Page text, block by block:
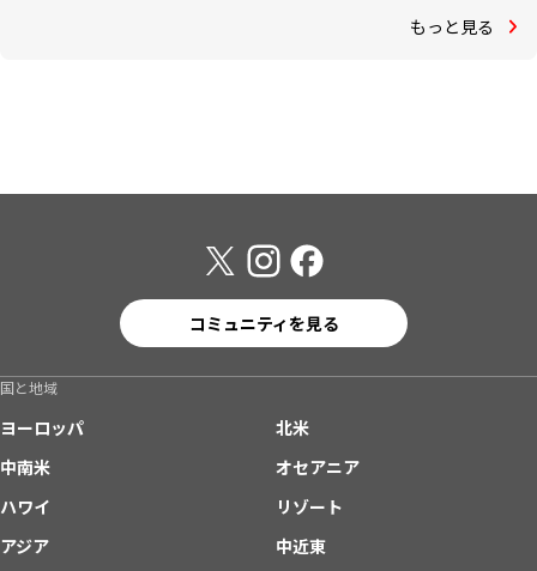
もっと見る
コミュニティを見る
国と地域
ヨーロッパ
北米
中南米
オセアニア
ハワイ
リゾート
アジア
中近東